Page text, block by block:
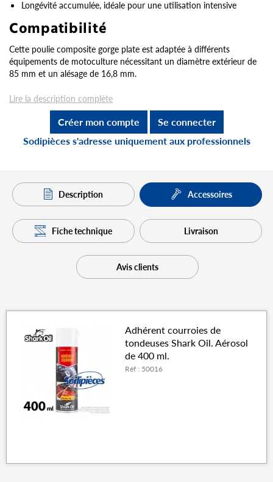
Longévité accumulée, idéale pour une utilisation intensive
Compatibilité
Cette poulie composite gorge plate est adaptée à différents
équipements de motoculture nécessitant un diamètre extérieur de
85 mm et un alésage de 16,8 mm.
Lire la description complète
Créer mon compte
Se connecter
Sodipièces s'adresse uniquement aux professionnels
Description Accessoires
Fiche technique Livraison
Avis clients
Adhérent courroies de
tondeuses Shark Oil. Aérosol
de 400 ml.
Réf : 50016